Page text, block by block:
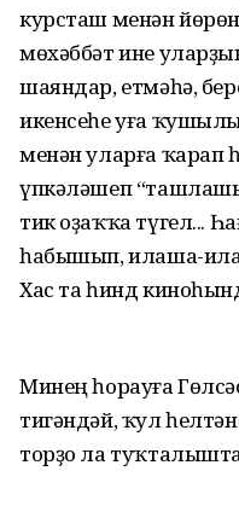
курсташ менән
мөхәббәт ине
шаяндар, етмәһә,
икенсеһе уға
менән уларға
үпкәләшеп
тик оҙаҡҡа түгел...
һабышып, илаша-
Хас та һинд
Минең һорауға
тигәндәй, ҡул
торҙо ла